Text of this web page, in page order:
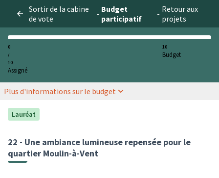
Sortir de la cabine
de vote
- Budget
participatif
- Retour aux
projets
0
/
10
Assigné
10
Budget
Plus d'informations sur le budget
Lauréat
22 - Une ambiance lumineuse repensée pour le
quartier Moulin-à-Vent